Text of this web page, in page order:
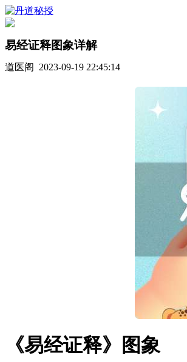
易经证释图象详解
道医阁 2023-09-19 22:45:14
《易经证释》图象